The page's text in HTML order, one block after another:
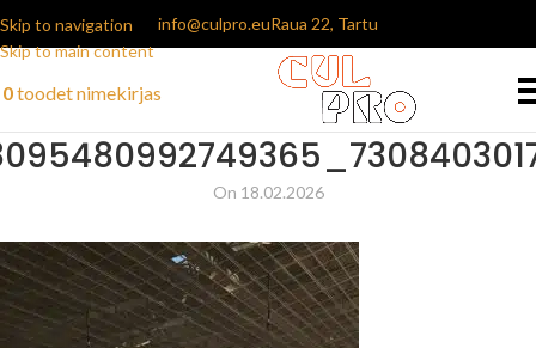
Skip to navigation
Skip to main content
info@culpro.euRaua 22, Tartu
0toodetnimekirjas
On 18.02.2026